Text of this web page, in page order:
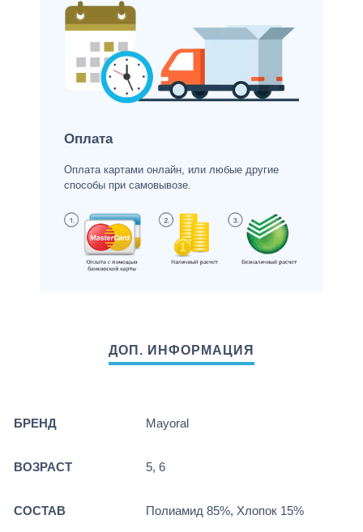
Оплата
Оплата картами онлайн, или любые другие
способы при самовывозе.
БРЕНД Mayoral
ВОЗРАСТ 5, 6
СОСТАВ Полиамид 85%, Хлопок 15%